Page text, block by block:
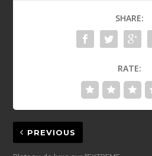
SHARE:
RATE:
PREVIOUS